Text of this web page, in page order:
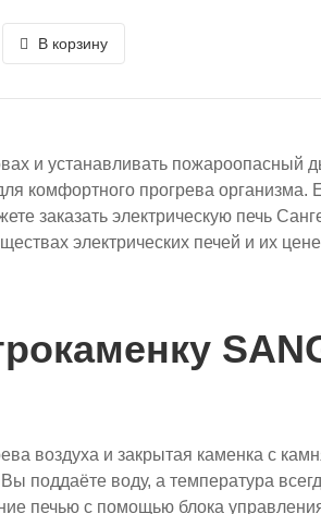
В корзину
и устанавливать пожароопасный
комфортного прогрева организма.
заказать электрическую печь
электрических печей и их
воздуха и закрытая каменка с
поддаёте воду, а температура
печью с помощью блока